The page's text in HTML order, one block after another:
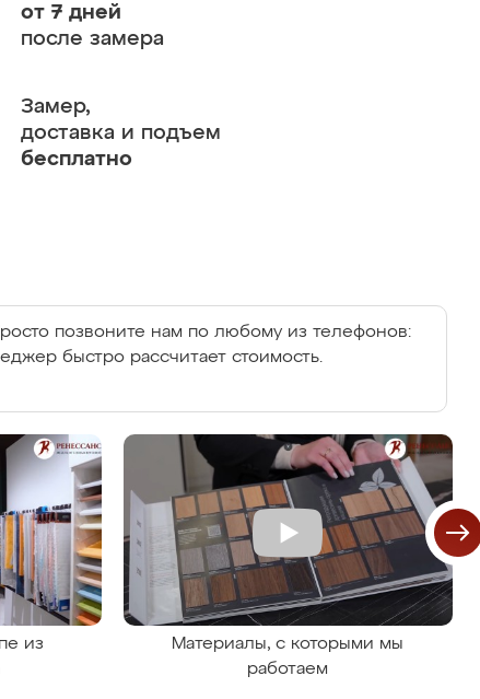
от 7 дней
после замера
Замер,
доставка и подъем
бесплатно
позвоните нам по любому из телефонов:
быстро рассчитает стоимость.
из
Материалы, с которыми мы
работаем